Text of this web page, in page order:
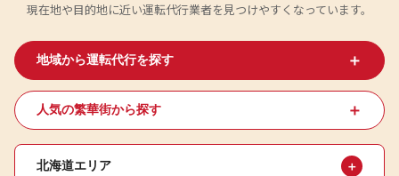
現在地や目的地に近い運転代行業者を見つけやすくなっています。
地域から運転代行を探す ＋
人気の繁華街から探す ＋
北海道エリア ＋